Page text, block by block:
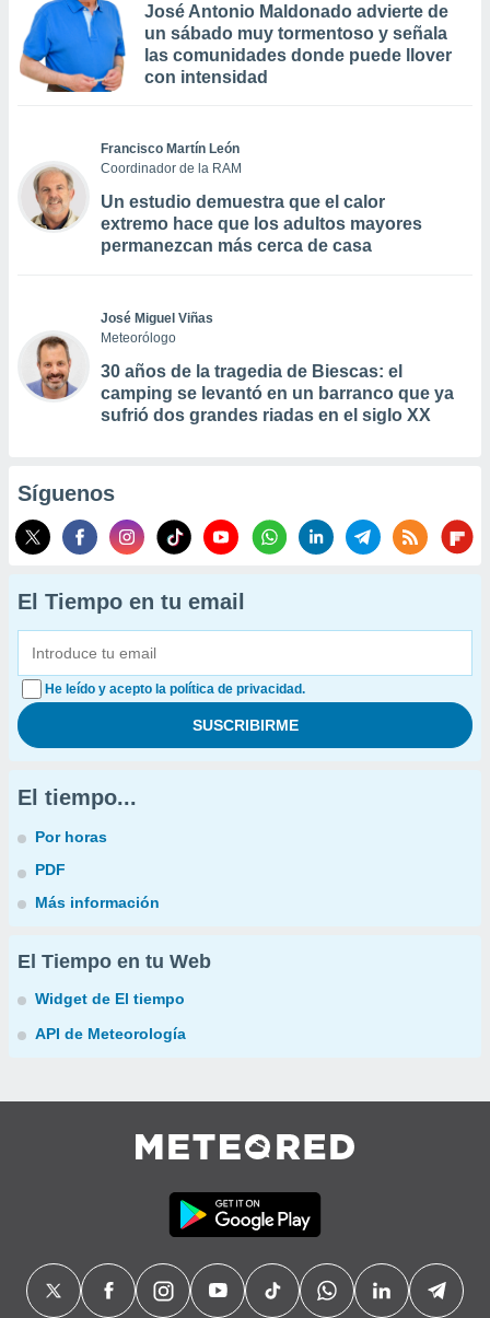
José Antonio Maldonado advierte de
un sábado muy tormentoso y señala
las comunidades donde puede llover
con intensidad
Francisco Martín León
Coordinador de la RAM
Un estudio demuestra que el calor
extremo hace que los adultos mayores
permanezcan más cerca de casa
José Miguel Viñas
Meteorólogo
30 años de la tragedia de Biescas: el
camping se levantó en un barranco que ya
sufrió dos grandes riadas en el siglo XX
Síguenos
El Tiempo en tu email
He leído y acepto la política de privacidad.
El tiempo...
Por horas
PDF
Más información
El Tiempo en tu Web
Widget de El tiempo
API de Meteorología